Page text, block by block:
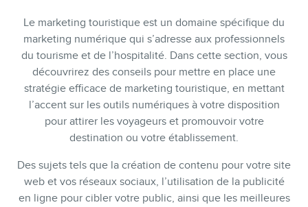
SERVICES
Conférences
Le marketing touristique est un domaine spécifique du
marketing numérique qui s’adresse aux professionnels
du tourisme et de l’hospitalité. Dans cette section, vous
découvrirez des conseils pour mettre en place une
stratégie efficace de marketing touristique, en mettant
l’accent sur les outils numériques à votre disposition
pour attirer les voyageurs et promouvoir votre
destination ou votre établissement.
Des sujets tels que la création de contenu pour votre site
web et vos réseaux sociaux, l’utilisation de la publicité
en ligne pour cibler votre public, ainsi que les meilleures